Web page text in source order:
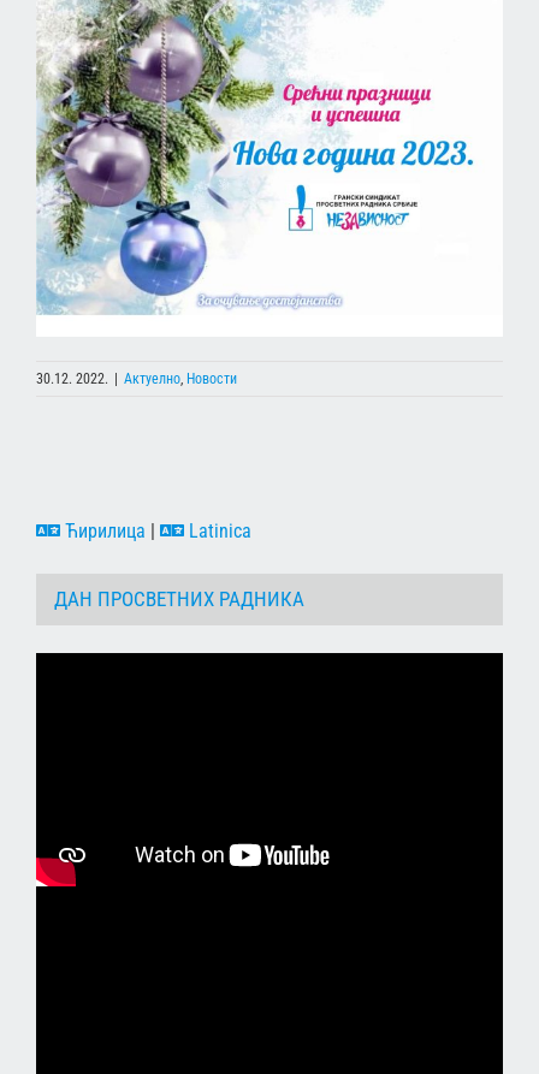
30.12. 2022. Актуелно, Новости
Ћирилица Latinica
ДАН ПРОСВЕТНИХ РАДНИКА